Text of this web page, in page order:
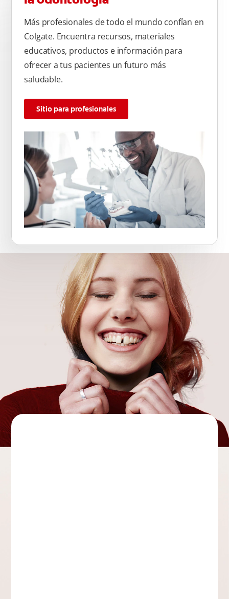
Más profesionales de todo el mundo confían en
Colgate. Encuentra recursos, materiales
educativos, productos e información para
ofrecer a tus pacientes un futuro más
saludable.
Sitio para profesionales